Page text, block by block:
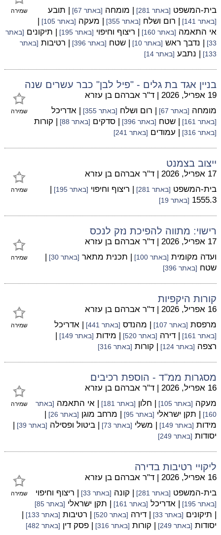
שמירה בית-המשפט [באתר 281] | מומחה [באתר 67] | תובע
[באתר 141] | רום ושלח [באתר 355] | מעקה [באתר 105]
|
אי התאמה [באתר 160] | ריצוף וחיפוי [באתר 195] | תיקונים [באתר
33]
| נדבך ראש [באתר 10] | שטח [באתר 396] | רטיבות [באתר
133]
| נתבע [באתר 14]
בניין אגד בת גלים - "פיל לבן" כבר עשרים שנה
שמירה
19 אפריל, 2026 | ד"ר אברהם בן עזרא
מומחה [באתר 67] | רום ושלח [באתר 355] | אדריכל
[באתר 161] | שטח [באתר 396] | סדקים [באתר 88] | קורות
[באתר 316] | עמודים [באתר 241]
ייצוב בצמנט
שמירה
17 אפריל, 2026 | ד"ר אברהם בן עזרא
בית-המשפט [באתר 281] | ריצוף וחיפוי [באתר 195]
|
1555.3 [באתר 19]
רישוי: מתווה להפיכת נזק לנכס
שמירה
17 אפריל, 2026 | ד"ר אברהם בן עזרא
ועדה מקומית [באתר 100] | תכנית מתאר [באתר 30]
|
שטח [באתר 396]
קורות היקפיות
שמירה
16 אפריל, 2026 | ד"ר אברהם בן עזרא
מרפסת [באתר 107] | מהנדס [באתר 441] | אדריכל
[באתר 161] | דירה [באתר 520] | מידות [באתר 149]
|
רצפה [באתר 124] | קורות [באתר 316]
מסגרות ממ"ד - הוספת רכיבים
שמירה
16 אפריל, 2026 | ד"ר אברהם בן עזרא
מעקה [באתר 105] | חלון [באתר 181] | אי התאמה [באתר
160]
| תקן ישראלי [באתר 95] | מרחב מוגן [באתר 26]
|
מידות [באתר 149] | משלי [באתר 73] | ביטול ופסילה [באתר 39]
|
יסודות [באתר 249]
ליקויי רטיבות בדירה
שמירה
16 אפריל, 2026 | ד"ר אברהם בן עזרא
בית-המשפט [באתר 281] | קונה [באתר 33] | ריצוף וחיפוי
[באתר 195] | אדריכל [באתר 161] | תקן ישראלי [באתר 85]
| תיקונים [באתר 33] | דירה [באתר 520] | רטיבות [באתר 133]
|
יסודות [באתר 249] | קורות [באתר 316] | פסק דין [באתר 482]